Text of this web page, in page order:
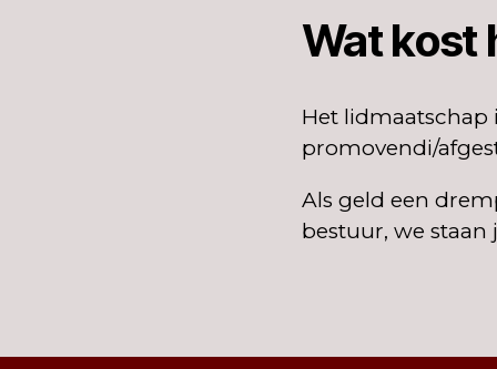
Wat kost
Het lidmaatschap
promovendi/
Als geld een
bestuur, we staan